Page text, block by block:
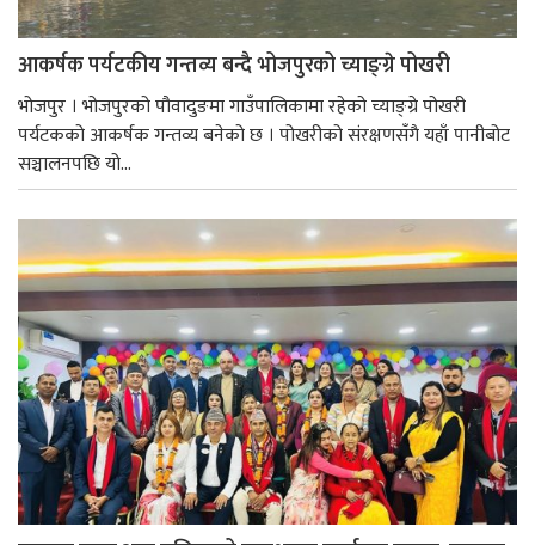
आकर्षक पर्यटकीय गन्तव्य बन्दै भोजपुरको च्याङ्ग्रे पोखरी
भोजपुर । भोजपुरको पौवादुङमा गाउँपालिकामा रहेको च्याङ्ग्रे पोखरी
पर्यटकको आकर्षक गन्तव्य बनेको छ । पोखरीको संरक्षणसँगै यहाँ पानीबोट
सञ्चालनपछि यो...